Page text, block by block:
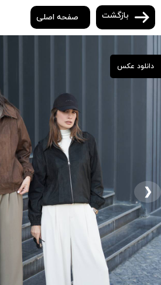
بازگشت صفحه اصلی
دانلود عکس
❯